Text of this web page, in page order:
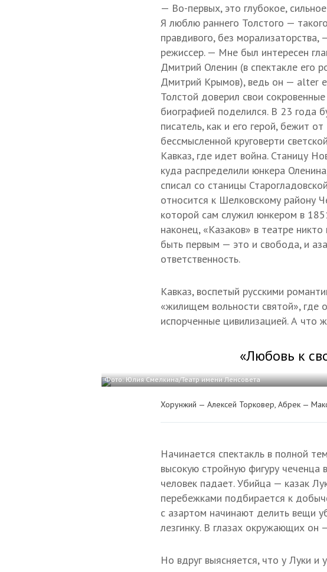
— Во-первых, это глубокое,
Я люблю раннего Толстого —
правдивого, без морализаторства,
режиссер. — Мне был интересен
Дмитрий Оленин (в спектакле его
Дмитрий Крымов), ведь он — alter
Толстой доверил свои
биографией поделился. В 23 года
писатель, как и его герой, бежит от
бессмысленной круговерти
Кавказ, где идет война. Станицу
куда распределили юнкера
списал со станицы
относится к Шелковскому району
которой сам служил юнкером в
наконец, «Казаков» в театре никто
быть первым — это и свобода, и
ответственность.
Кавказ, воспетый русскими
«жилищем вольности святой», где
испорченные цивилизацией. А что
«Любовь к
Фото: Юлия Смелкина/Театр имени Ленсовета
Хорунжий — Алексей Торковер, Абрек —
Начинается спектакль в полной
высокую стройную фигуру чеченца
человек падает. Убийца — казак
перебежками подбирается к
с азартом начинают делить вещи
лезгинку. В глазах окружающих он
Но вдруг выясняется, что у Луки и